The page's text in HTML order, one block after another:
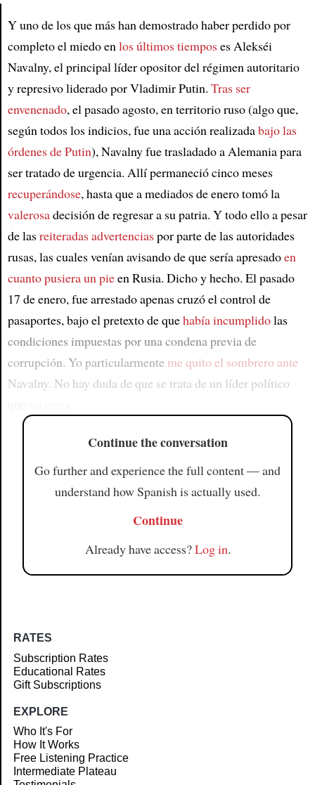
Article
Y uno de los que más han demostrado haber perdido por
completo el miedo enlos últimos tiemposes Alekséi
Navalny, el principal líder opositor del régimen autoritario
y represivo liderado por Vladimir Putin. Tras ser
envenenado, el pasado agosto, en territorio ruso (algo que,
según todos los indicios, fue una acción realizadabajo las
órdenes de Putin), Navalny fue trasladado a Alemania para
ser tratado de urgencia. Allí permaneció cinco meses
recuperándose, hasta que a mediados de enero tomó la
valerosadecisión de regresar a su patria. Y todo ello a pesar
de lasreiteradas advertenciaspor parte de las autoridades
rusas, las cuales venían avisando de que sería apresadoen
cuanto pusiera un pieen Rusia. Dicho y hecho. El pasado
17 de enero, fue arrestado apenas cruzó el control de
pasaportes, bajo el pretexto de quehabía incumplidolas
condiciones impuestas por una condena previa de
corrupción. Yo particularmente me quito el sombrero ante
Navalny. No hay duda de que se trata de un líder político
Continue the conversation
Go further and experience the full content — and
understand how Spanish is actually used.
Continue
Already have access?Log in.
RATES
Subscription Rates
Educational Rates
Gift Subscriptions
EXPLORE
Who It's For
How It Works
Free Listening Practice
Intermediate Plateau